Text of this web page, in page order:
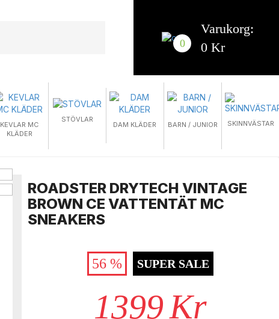
0
Varukorg:
0 Kr
KEVLAR MC
KLÄDER
STÖVLAR
DAM KLÄDER BARN / JUNIOR SKINNVÄSTAR
ROADSTER DRYTECH VINTAGE
BROWN CE VATTENTÄT MC
SNEAKERS
56 % SUPER SALE
1399Kr